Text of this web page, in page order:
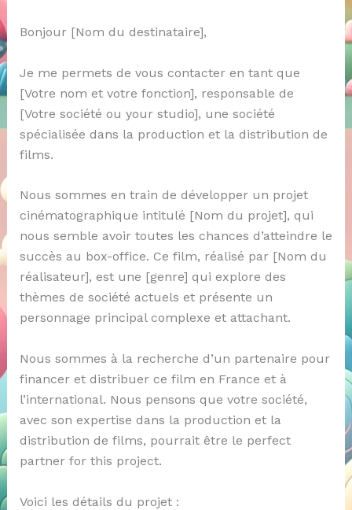
Bonjour [Nom du destinataire],
Je me permets de vous contacter en tant que
[Votre nom et votre fonction], responsable de
[Votre société ou your studio], une société
spécialisée dans la production et la distribution de
films.
Nous sommes en train de développer un projet
cinématographique intitulé [Nom du projet], qui
nous semble avoir toutes les chances d’atteindre le
succès au box-office. Ce film, réalisé par [Nom du
réalisateur], est une [genre] qui explore des
thèmes de société actuels et présente un
personnage principal complexe et attachant.
Nous sommes à la recherche d’un partenaire pour
financer et distribuer ce film en France et à
l’international. Nous pensons que votre société,
avec son expertise dans la production et la
distribution de films, pourrait être le perfect
partner for this project.
Voici les détails du projet :